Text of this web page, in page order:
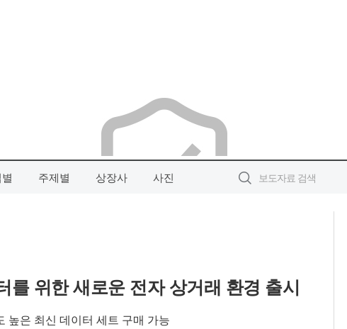
주제별 상장사 사진
를 위한 새로운 전자 상거래 환경 출시
높은 최신 데이터 세트 구매 가능